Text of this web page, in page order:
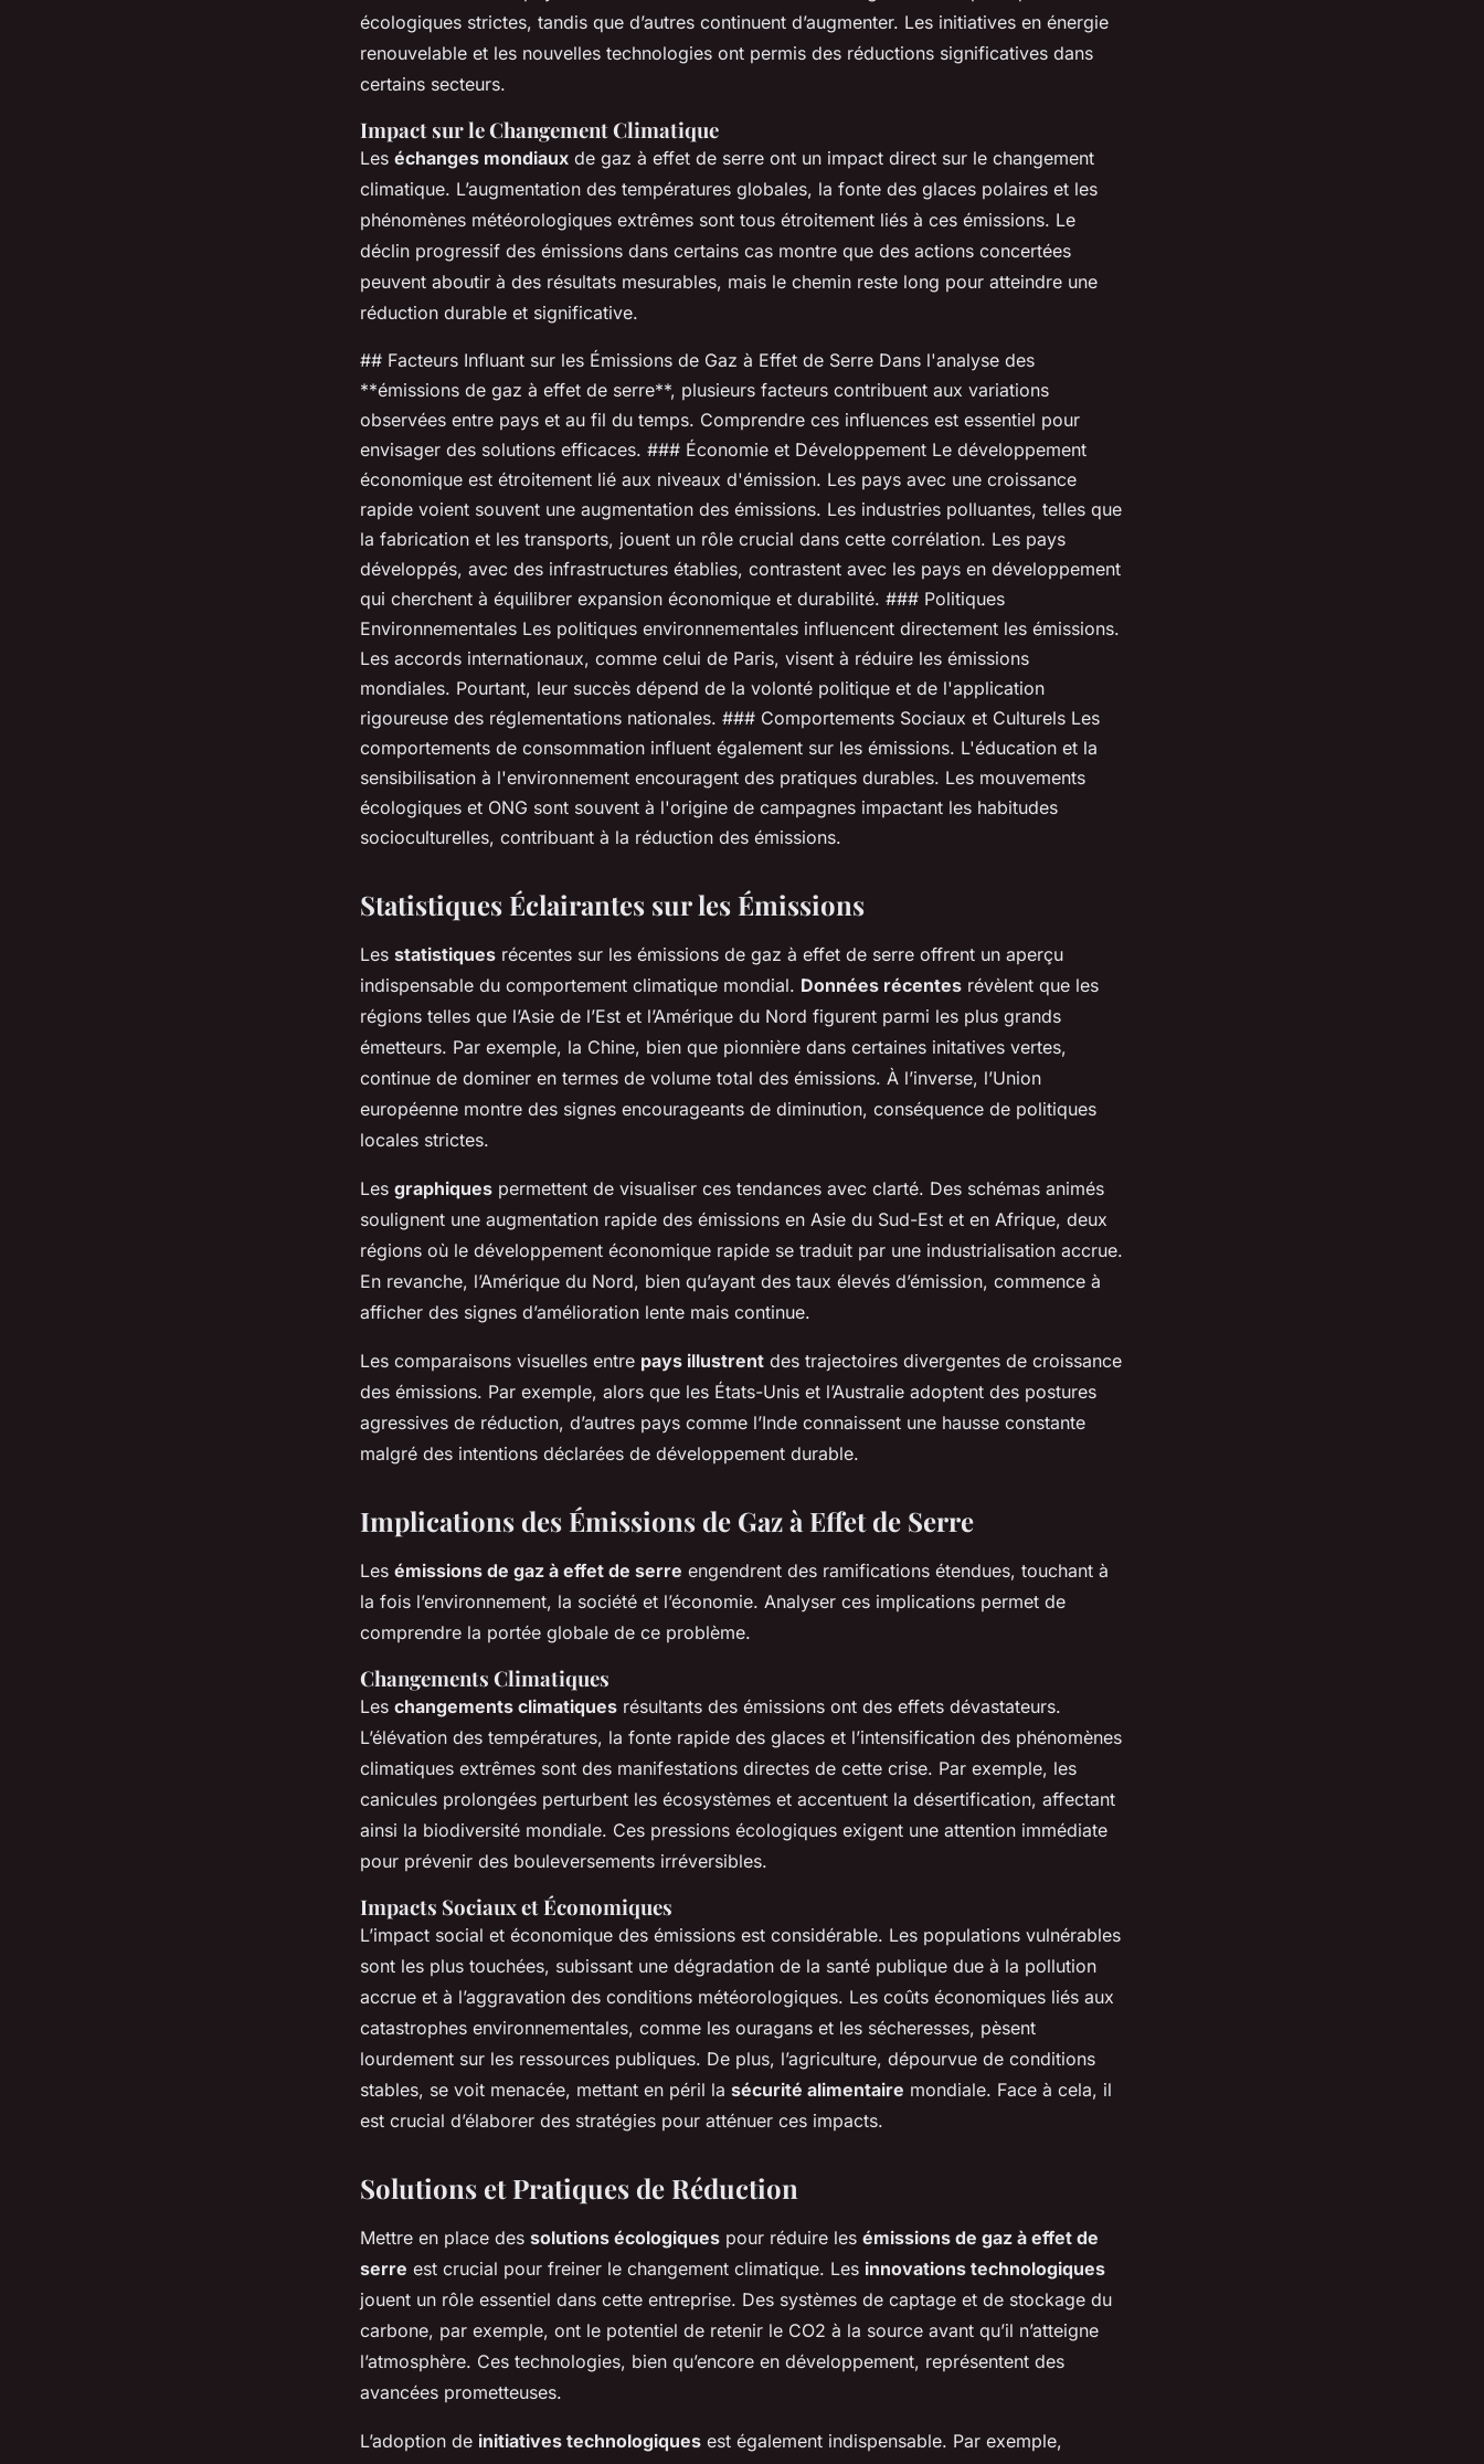
écologiques strictes, tandis que d’autres continuent d’augmenter. Les initiatives en énergie
renouvelable et les nouvelles technologies ont permis des réductions significatives dans
certains secteurs.
Impact sur le Changement Climatique
Les échanges mondiaux de gaz à effet de serre ont un impact direct sur le changement
climatique. L’augmentation des températures globales, la fonte des glaces polaires et les
phénomènes météorologiques extrêmes sont tous étroitement liés à ces émissions. Le
déclin progressif des émissions dans certains cas montre que des actions concertées
peuvent aboutir à des résultats mesurables, mais le chemin reste long pour atteindre une
réduction durable et significative.
## Facteurs Influant sur les Émissions de Gaz à Effet de Serre Dans l'analyse des
**émissions de gaz à effet de serre**, plusieurs facteurs contribuent aux variations
observées entre pays et au fil du temps. Comprendre ces influences est essentiel pour
envisager des solutions efficaces. ### Économie et Développement Le développement
économique est étroitement lié aux niveaux d'émission. Les pays avec une croissance
rapide voient souvent une augmentation des émissions. Les industries polluantes, telles que
la fabrication et les transports, jouent un rôle crucial dans cette corrélation. Les pays
développés, avec des infrastructures établies, contrastent avec les pays en développement
qui cherchent à équilibrer expansion économique et durabilité. ### Politiques
Environnementales Les politiques environnementales influencent directement les émissions.
Les accords internationaux, comme celui de Paris, visent à réduire les émissions
mondiales. Pourtant, leur succès dépend de la volonté politique et de l'application
rigoureuse des réglementations nationales. ### Comportements Sociaux et Culturels Les
comportements de consommation influent également sur les émissions. L'éducation et la
sensibilisation à l'environnement encouragent des pratiques durables. Les mouvements
écologiques et ONG sont souvent à l'origine de campagnes impactant les habitudes
socioculturelles, contribuant à la réduction des émissions.
Statistiques Éclairantes sur les Émissions
Les statistiques récentes sur les émissions de gaz à effet de serre offrent un aperçu
indispensable du comportement climatique mondial. Données récentes révèlent que les
régions telles que l’Asie de l’Est et l’Amérique du Nord figurent parmi les plus grands
émetteurs. Par exemple, la Chine, bien que pionnière dans certaines initatives vertes,
continue de dominer en termes de volume total des émissions. À l’inverse, l’Union
européenne montre des signes encourageants de diminution, conséquence de politiques
locales strictes.
Les graphiques permettent de visualiser ces tendances avec clarté. Des schémas animés
soulignent une augmentation rapide des émissions en Asie du Sud-Est et en Afrique, deux
régions où le développement économique rapide se traduit par une industrialisation accrue.
En revanche, l’Amérique du Nord, bien qu’ayant des taux élevés d’émission, commence à
afficher des signes d’amélioration lente mais continue.
Les comparaisons visuelles entre pays illustrent des trajectoires divergentes de croissance
des émissions. Par exemple, alors que les États-Unis et l’Australie adoptent des postures
agressives de réduction, d’autres pays comme l’Inde connaissent une hausse constante
malgré des intentions déclarées de développement durable.
Implications des Émissions de Gaz à Effet de Serre
Les émissions de gaz à effet de serre engendrent des ramifications étendues, touchant à
la fois l’environnement, la société et l’économie. Analyser ces implications permet de
comprendre la portée globale de ce problème.
Changements Climatiques
Les changements climatiques résultants des émissions ont des effets dévastateurs.
L’élévation des températures, la fonte rapide des glaces et l’intensification des phénomènes
climatiques extrêmes sont des manifestations directes de cette crise. Par exemple, les
canicules prolongées perturbent les écosystèmes et accentuent la désertification, affectant
ainsi la biodiversité mondiale. Ces pressions écologiques exigent une attention immédiate
pour prévenir des bouleversements irréversibles.
Impacts Sociaux et Économiques
L’impact social et économique des émissions est considérable. Les populations vulnérables
sont les plus touchées, subissant une dégradation de la santé publique due à la pollution
accrue et à l’aggravation des conditions météorologiques. Les coûts économiques liés aux
catastrophes environnementales, comme les ouragans et les sécheresses, pèsent
lourdement sur les ressources publiques. De plus, l’agriculture, dépourvue de conditions
stables, se voit menacée, mettant en péril la sécurité alimentaire mondiale. Face à cela, il
est crucial d’élaborer des stratégies pour atténuer ces impacts.
Solutions et Pratiques de Réduction
Mettre en place des solutions écologiques pour réduire les émissions de gaz à effet de
serre est crucial pour freiner le changement climatique. Les innovations technologiques
jouent un rôle essentiel dans cette entreprise. Des systèmes de captage et de stockage du
carbone, par exemple, ont le potentiel de retenir le CO2 à la source avant qu’il n’atteigne
l’atmosphère. Ces technologies, bien qu’encore en développement, représentent des
avancées prometteuses.
L’adoption de initiatives technologiques est également indispensable. Par exemple,